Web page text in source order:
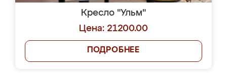
Кресло "Ульм"
Цена: 21200.00
ПОДРОБНЕЕ